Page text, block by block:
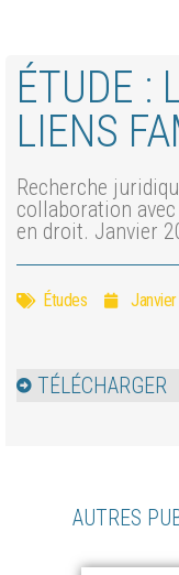
ÉTUDE :
LIENS
Recherche
collaboration avec
en droit. Janvier
Études
TÉLÉCHARGER
AUTRES